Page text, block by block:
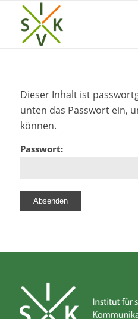
Dieser Inhalt ist
unten das Passwort ein,
können.
Passwort: